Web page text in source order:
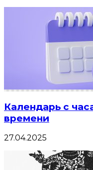
Календарь с
времени
27.04.2025